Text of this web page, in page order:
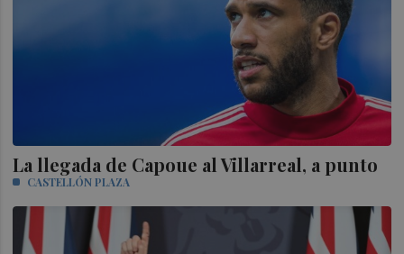
La llegada de Capoue al Villarreal, a punto
CASTELLÓN PLAZA